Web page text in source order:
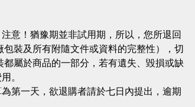
意！猶豫期並非試用期，所以，您所退回
裝及所有附隨文件或資料的完整性），切
屬於商品的一部分，若有遺失、毀損或缺
。
第一天，欲退購者請於七日內提出，逾期